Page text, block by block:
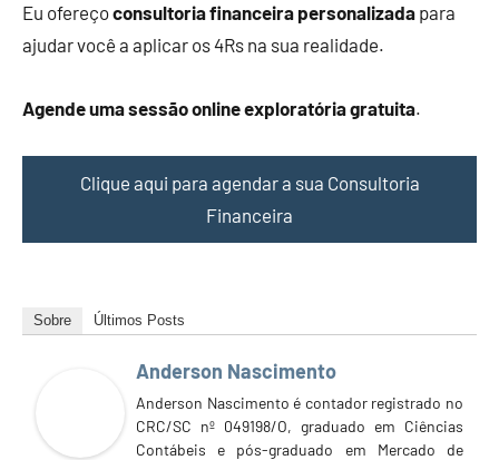
Eu ofereçoconsultoria financeira personalizada para
ajudar você a aplicar os 4Rs na sua realidade.
Agende uma sessão online exploratória gratuita.
Clique aqui para agendar a sua Consultoria
Financeira
Sobre Últimos Posts
Anderson Nascimento
Anderson Nascimento é contador registrado no
CRC/SC nº 049198/O, graduado em Ciências
Contábeis e pós-graduado em Mercado de